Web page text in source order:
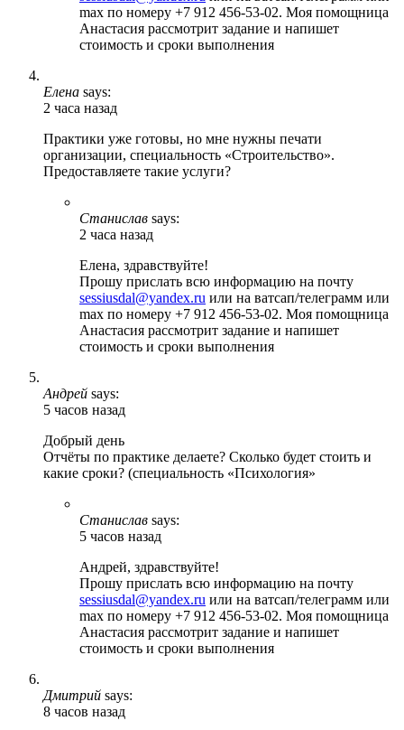
max по номеру +7 912 456-53-02. Моя помощница
Анастасия рассмотрит задание и напишет
стоимость и сроки выполнения
Елена says:
2 часа назад
Практики уже готовы, но мне нужны печати
организации, специальность «Строительство».
Предоставляете такие услуги?
Станислав says:
2 часа назад
Елена, здравствуйте!
Прошу прислать всю информацию на почту
sessiusdal@yandex.ru или на ватсап/телеграмм или
max по номеру +7 912 456-53-02. Моя помощница
Анастасия рассмотрит задание и напишет
стоимость и сроки выполнения
Андрей says:
5 часов назад
Добрый день
Отчёты по практике делаете? Сколько будет стоить и
какие сроки? (специальность «Психология»
Станислав says:
5 часов назад
Андрей, здравствуйте!
Прошу прислать всю информацию на почту
sessiusdal@yandex.ru или на ватсап/телеграмм или
max по номеру +7 912 456-53-02. Моя помощница
Анастасия рассмотрит задание и напишет
стоимость и сроки выполнения
Дмитрий says:
8 часов назад